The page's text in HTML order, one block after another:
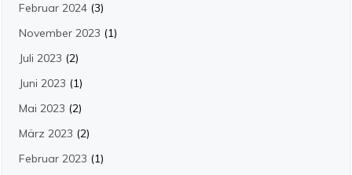
Februar 2024 (3)
November 2023 (1)
Juli 2023 (2)
Juni 2023 (1)
Mai 2023 (2)
März 2023 (2)
Februar 2023 (1)